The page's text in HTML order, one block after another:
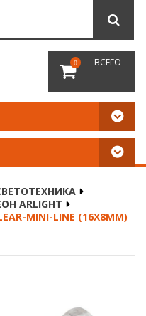
0 ВСЕГО
ARLIGHT
MINI-LINE (16X8MM)